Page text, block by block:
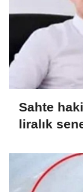
Sahte
liralık